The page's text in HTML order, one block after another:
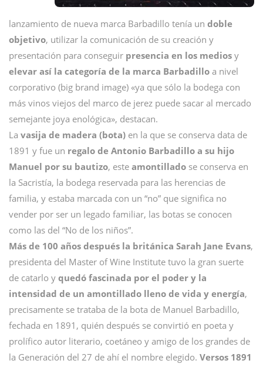
lanzamiento de nueva marca Barbadillo tenía un doble
objetivo, utilizar la comunicación de su creación y
presentación para conseguir presencia en los medios y
elevar así la categoría de la marca Barbadillo a nivel
corporativo (big brand image) «ya que sólo la bodega con
más vinos viejos del marco de jerez puede sacar al mercado
semejante joya enológica», destacan.
La vasija de madera (bota) en la que se conserva data de
1891 y fue un regalo de Antonio Barbadillo a su hijo
Manuel por su bautizo, este amontillado se conserva en
la Sacristía, la bodega reservada para las herencias de
familia, y estaba marcada con un “no” que significa no
vender por ser un legado familiar, las botas se conocen
como las del “No de los niños”.
Más de 100 años después la británica Sarah Jane Evans,
presidenta del Master of Wine Institute tuvo la gran suerte
de catarlo y quedó fascinada por el poder y la
intensidad de un amontillado lleno de vida y energía,
precisamente se trataba de la bota de Manuel Barbadillo,
fechada en 1891, quién después se convirtió en poeta y
prolífico autor literario, coetáneo y amigo de los grandes de
la Generación del 27 de ahí el nombre elegido. Versos 1891